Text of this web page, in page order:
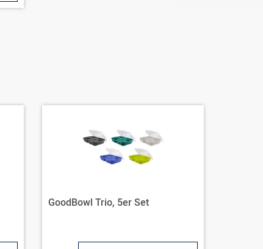
GoodBowl Trio, 5er Set